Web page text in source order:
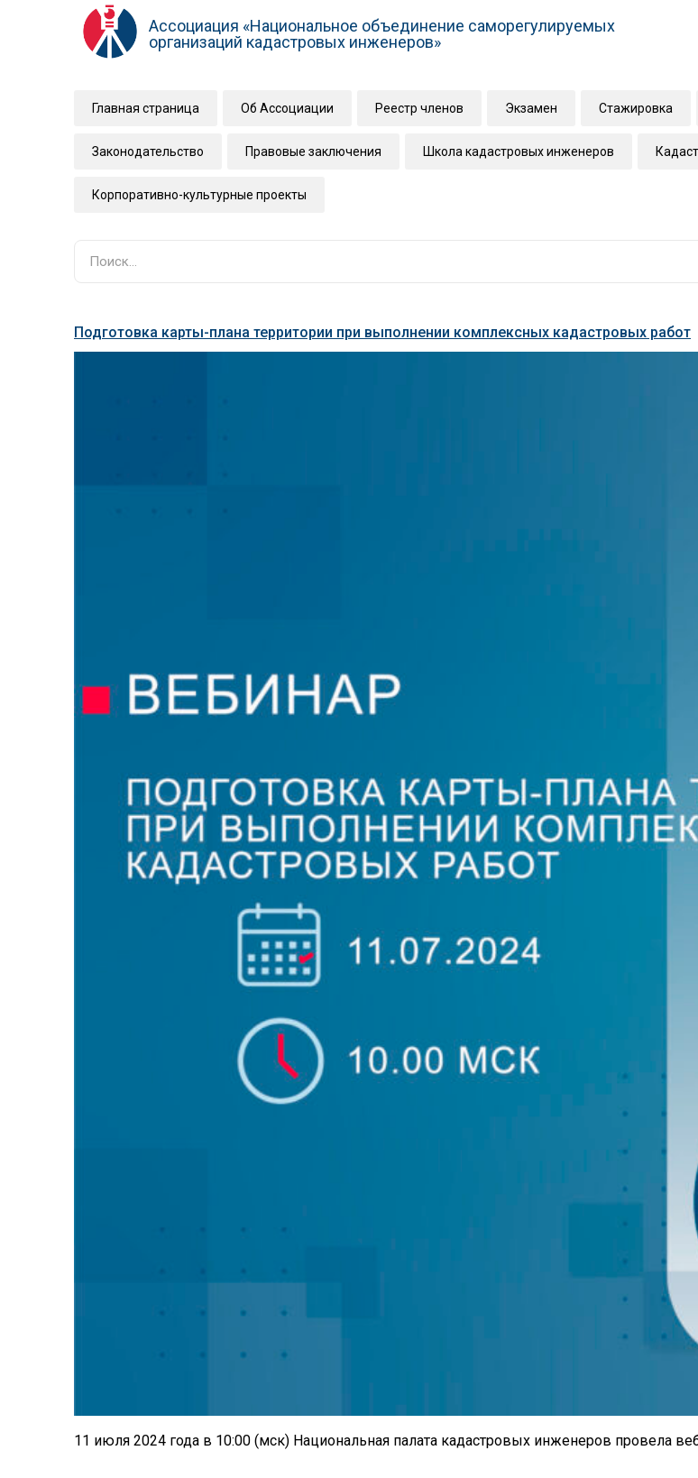
Ассоциация «Национальное объединение саморегулируемых
организаций кадастровых инженеров»
Главная страница Об Ассоциации Реестр членов Экзамен Стажировка
Законодательство Правовые заключения Школа кадастровых инженеров
Корпоративно-культурные проекты
Подготовка карты-плана территории при выполнении комплексных кадастровых работ
11 июля 2024 года в 10:00 (мск) Национальная палата кадастровых инженеров провела